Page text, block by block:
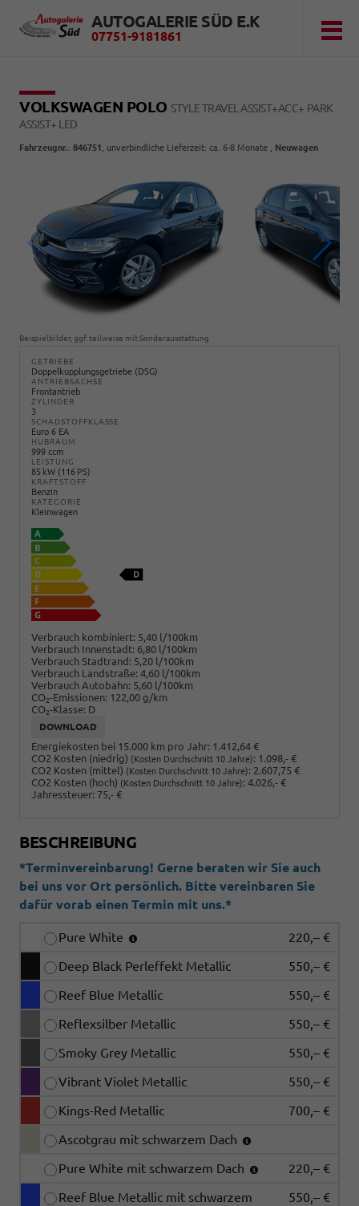
AUTOGALERIE SÜD E.K
07751-9181861
VOLKSWAGEN POLO STYLE TRAVEL ASSIST+ACC+ PARK
ASSIST+ LED
Fahrzeugnr.: 846751 , unverbindliche Lieferzeit: ca. 6-8 Monate , Neuwagen
Beispielbilder, ggf. teilweise mit Sonderausstattung
GETRIEBE
Doppelkupplungsgetriebe (DSG)
ANTRIEBSACHSE
Frontantrieb
ZYLINDER
3
SCHADSTOFFKLASSE
Euro 6 EA
HUBRAUM
999 ccm
LEISTUNG
85 kW (116 PS)
KRAFTSTOFF
Benzin
KATEGORIE
Kleinwagen
Verbrauch kombiniert: 5,40 l/100km
Verbrauch Innenstadt: 6,80 l/100km
Verbrauch Stadtrand: 5,20 l/100km
Verbrauch Landstraße: 4,60 l/100km
Verbrauch Autobahn: 5,60 l/100km
CO2-Emissionen: 122,00 g/km
CO2-Klasse: D
DOWNLOAD
Energiekosten bei 15.000 km pro Jahr: 1.412,64 €
CO2 Kosten (niedrig) (Kosten Durchschnitt 10 Jahre): 1.098,- €
CO2 Kosten (mittel) (Kosten Durchschnitt 10 Jahre): 2.607,75 €
CO2 Kosten (hoch) (Kosten Durchschnitt 10 Jahre): 4.026,- €
Jahressteuer: 75,- €
BESCHREIBUNG
*Terminvereinbarung! Gerne beraten wir Sie auch
bei uns vor Ort persönlich. Bitte vereinbaren Sie
dafür vorab einen Termin mit uns.*
Pure White
220,– €
Deep Black Perleffekt Metallic
550,– €
Reef Blue Metallic
550,– €
Reflexsilber Metallic
550,– €
Smoky Grey Metallic
550,– €
Vibrant Violet Metallic
550,– €
Kings-Red Metallic
700,– €
Ascotgrau mit schwarzem Dach
Pure White mit schwarzem Dach
220,– €
Reef Blue Metallic mit schwarzem
550,– €